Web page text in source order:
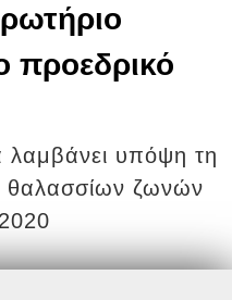
προεδρικό
λαμβάνει υπόψη τη
θαλασσίων ζωνών